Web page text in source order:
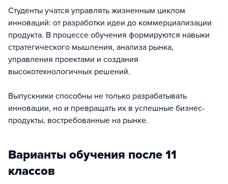
Студенты учатся управлять жизненным циклом
инноваций: от разработки идеи до коммерциализации
продукта. В процессе обучения формируются навыки
стратегического мышления, анализа рынка,
управления проектами и создания
высокотехнологичных решений.
Выпускники способны не только разрабатывать
инновации, но и превращать их в успешные бизнес-
продукты, востребованные на рынке.
Варианты обучения после 11
классов